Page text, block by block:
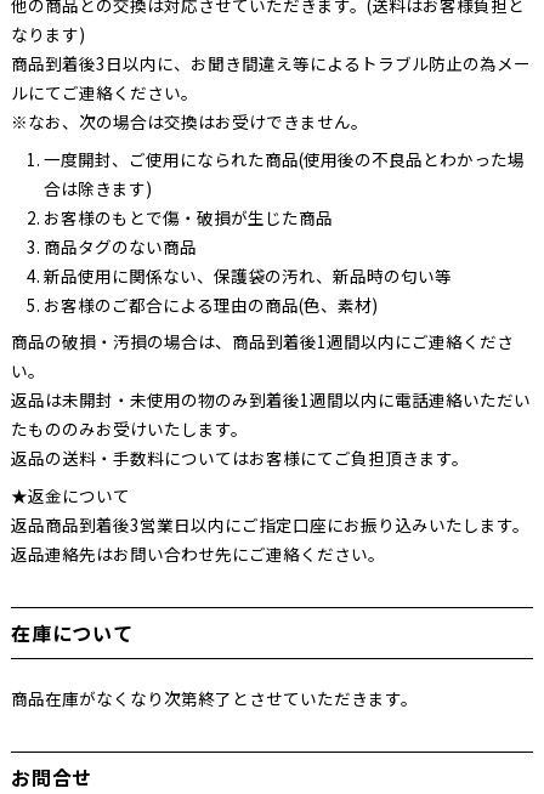
なります)
商品到着後3日以内に、お聞き間違え等によるトラブル防止の為メー
ルにてご連絡ください。
※なお、次の場合は交換はお受けできません。
一度開封、ご使用になられた商品(使用後の不良品とわかった場
合は除きます)
お客様のもとで傷・破損が生じた商品
商品タグのない商品
新品使用に関係ない、保護袋の汚れ、新品時の匂い等
お客様のご都合による理由の商品(色、素材)
商品の破損・汚損の場合は、商品到着後1週間以内にご連絡くださ
い。
返品は未開封・未使用の物のみ到着後1週間以内に電話連絡いただい
たもののみお受けいたします。
返品の送料・手数料についてはお客様にてご負担頂きます。
★返金について
返品商品到着後3営業日以内にご指定口座にお振り込みいたします。
返品連絡先はお問い合わせ先にご連絡ください。
在庫について
商品在庫がなくなり次第終了とさせていただきます。
お問合せ